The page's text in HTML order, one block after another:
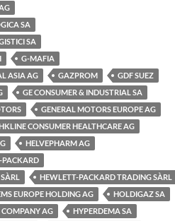
SA
SA
G-MAFIA
ASIA AG
GAZPROM
GDF SUEZ
GE CONSUMER & INDUSTRIAL SA
GENERAL MOTORS EUROPE AG
CONSUMER HEALTHCARE AG
HELVEPHARM AG
PACKARD
HEWLETT-PACKARD TRADING SÀRL
EUROPE HOLDING AG
HOLDIGAZ SA
COMPANY AG
HYPERDEMA SA